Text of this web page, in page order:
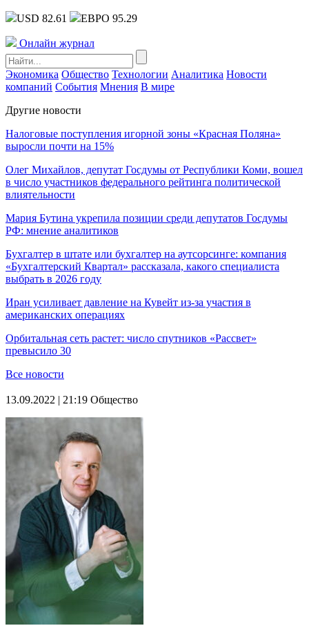
USD 82.61 ЕВРО 95.29
Онлайн журнал
Экономика Общество Технологии Аналитика Новости
компаний События Мнения В мире
Другие новости
Налоговые поступления игорной зоны «Красная Поляна»
выросли почти на 15%
Олег Михайлов, депутат Госдумы от Республики Коми, вошел
в число участников федерального рейтинга политической
влиятельности
Мария Бутина укрепила позиции среди депутатов Госдумы
РФ: мнение аналитиков
Бухгалтер в штате или бухгалтер на аутсорсинге: компания
«Бухгалтерский Квартал» рассказала, какого специалиста
выбрать в 2026 году
Иран усиливает давление на Кувейт из-за участия в
американских операциях
Орбитальная сеть растет: число спутников «Рассвет»
превысило 30
Все новости
13.09.2022 | 21:19 Общество